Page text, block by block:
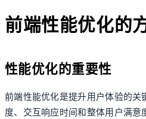
前端性能优化的
性能优化的重要性
前端性能优化是提升用户体验的关
度、交互响应时间和整体用户满